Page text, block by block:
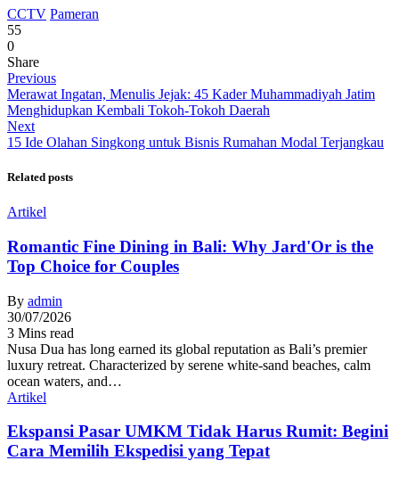
CCTV Pameran
55
0
Share
Previous
Merawat Ingatan, Menulis Jejak: 45 Kader Muhammadiyah Jatim
Menghidupkan Kembali Tokoh-Tokoh Daerah
Next
15 Ide Olahan Singkong untuk Bisnis Rumahan Modal Terjangkau
Related posts
Artikel
Romantic Fine Dining in Bali: Why Jard'Or is the
Top Choice for Couples
By admin
30/07/2026
3 Mins read
Nusa Dua has long earned its global reputation as Bali’s premier
luxury retreat. Characterized by serene white-sand beaches, calm
ocean waters, and…
Artikel
Ekspansi Pasar UMKM Tidak Harus Rumit: Begini
Cara Memilih Ekspedisi yang Tepat